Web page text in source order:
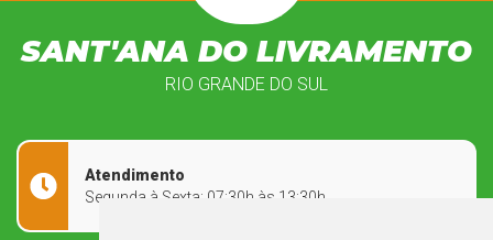
SANT'ANA DO LIVRAMENTO
RIO GRANDE DO SUL
Atendimento
Segunda à Sexta: 07:30h às 13:30h